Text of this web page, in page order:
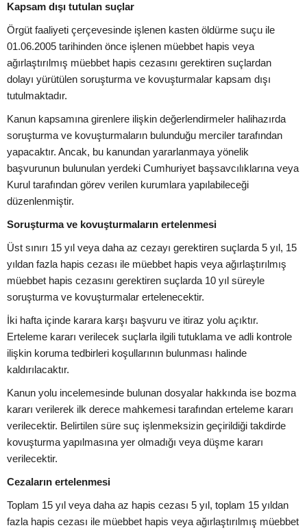
Kapsam dışı tutulan suçlar
Örgüt faaliyeti çerçevesinde işlenen kasten öldürme suçu ile
01.06.2005 tarihinden önce işlenen müebbet hapis veya
ağırlaştırılmış müebbet hapis cezasını gerektiren suçlardan
dolayı yürütülen soruşturma ve kovuşturmalar kapsam dışı
tutulmaktadır.
Kanun kapsamına girenlere ilişkin değerlendirmeler halihazırda
soruşturma ve kovuşturmaların bulunduğu merciler tarafından
yapacaktır. Ancak, bu kanundan yararlanmaya yönelik
başvurunun bulunulan yerdeki Cumhuriyet başsavcılıklarına veya
Kurul tarafından görev verilen kurumlara yapılabileceği
düzenlenmiştir.
Soruşturma ve kovuşturmaların ertelenmesi
Üst sınırı 15 yıl veya daha az cezayı gerektiren suçlarda 5 yıl, 15
yıldan fazla hapis cezası ile müebbet hapis veya ağırlaştırılmış
müebbet hapis cezasını gerektiren suçlarda 10 yıl süreyle
soruşturma ve kovuşturmalar ertelenecektir.
İki hafta içinde karara karşı başvuru ve itiraz yolu açıktır.
Erteleme kararı verilecek suçlarla ilgili tutuklama ve adli kontrole
ilişkin koruma tedbirleri koşullarının bulunması halinde
kaldırılacaktır.
Kanun yolu incelemesinde bulunan dosyalar hakkında ise bozma
kararı verilerek ilk derece mahkemesi tarafından erteleme kararı
verilecektir. Belirtilen süre suç işlenmeksizin geçirildiği takdirde
kovuşturma yapılmasına yer olmadığı veya düşme kararı
verilecektir.
Cezaların ertelenmesi
Toplam 15 yıl veya daha az hapis cezası 5 yıl, toplam 15 yıldan
fazla hapis cezası ile müebbet hapis veya ağırlaştırılmış müebbet